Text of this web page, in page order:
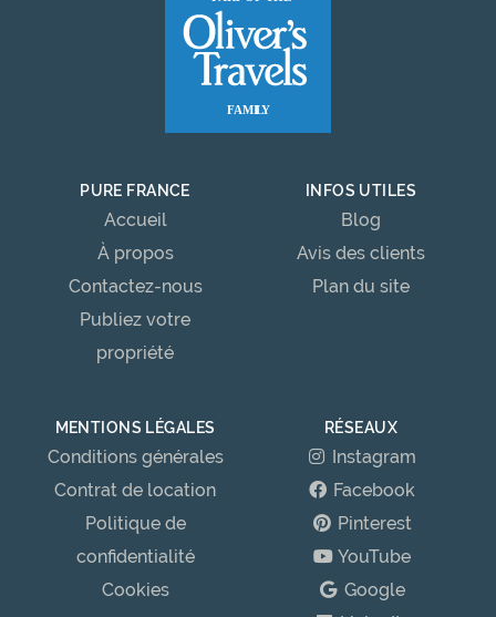
PURE FRANCE
Accueil
À propos
Contactez-nous
Publiez votre
propriété
INFOS UTILES
Blog
Avis des clients
Plan du site
MENTIONS LÉGALES
Conditions générales
Contrat de location
Politique de
confidentialité
Cookies
RÉSEAUX
Instagram
Facebook
Pinterest
YouTube
Google